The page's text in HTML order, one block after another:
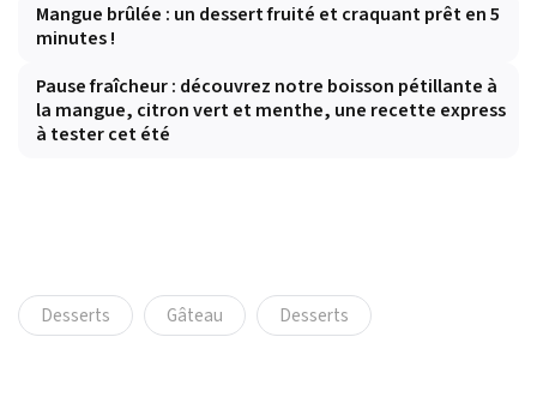
Mangue brûlée : un dessert fruité et craquant prêt en 5
minutes !
Pause fraîcheur : découvrez notre boisson pétillante à
la mangue, citron vert et menthe, une recette express
à tester cet été
Desserts Gâteau Desserts